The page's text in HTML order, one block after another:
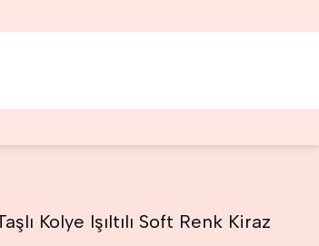
Kolye Işıltılı Soft Renk Kiraz